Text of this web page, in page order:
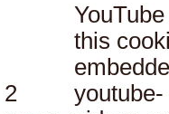
2
this
youtube-